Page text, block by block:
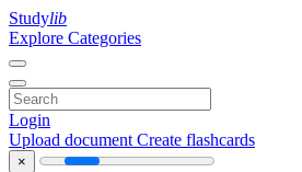
Studylib
Explore Categories
Login
Upload document Create flashcards
×